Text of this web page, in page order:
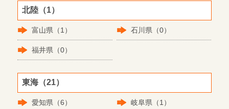
北陸（1）
富山県（1） 石川県（0）
福井県（0）
東海（21）
愛知県（6） 岐阜県（1）